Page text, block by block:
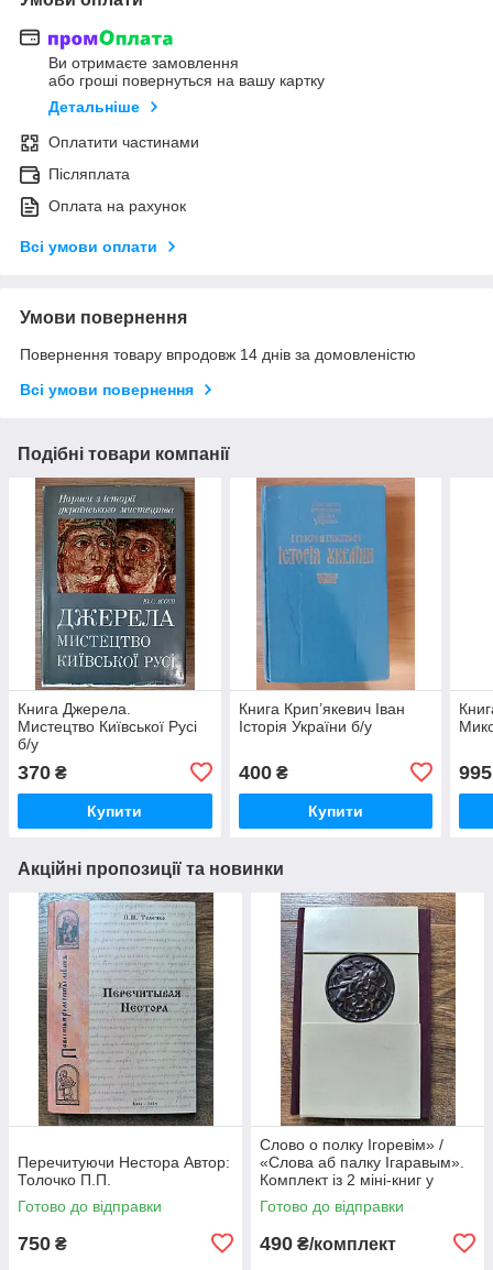
Ви отримаєте замовлення
або гроші повернуться на вашу картку
Детальніше
Оплатити частинами
Післяплата
Оплата на рахунок
Всі умови оплати
Умови повернення
Повернення товару впродовж 14 днів за домовленістю
Всі умови повернення
Подібні товари компанії
Книга Джерела.
Мистецтво Київської Русі
б/у
370 ₴
Купити
Книга Крип’якевич Іван
Історія України б/у
400₴
Купити
995
Акційні пропозиції та новинки
Перечитуючи Нестора Автор:
Толочко П.П.
Готово до відправки
750 ₴
Слово о полку Ігоревім» /
«Слова аб палку Ігаравым».
Комплект із 2 міні-книг у
футлярі
Готово до відправки
490 ₴/комплект